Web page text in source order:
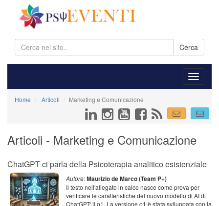
Cerca
Home Articoli Marketing e Comunicazione
Articoli - Marketing e Comunicazione
ChatGPT ci parla della Psicoterapia analitico esistenziale
Autore:Maurizio de Marco (Team P+)
Il testo nell'allegato in calce nasce come prova per
verificare le caratteristiche del nuovo modello di AI di
ChatGPT: il o1. La versione o1 è stata sviluppata con la